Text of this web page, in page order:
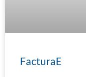
FacturaE